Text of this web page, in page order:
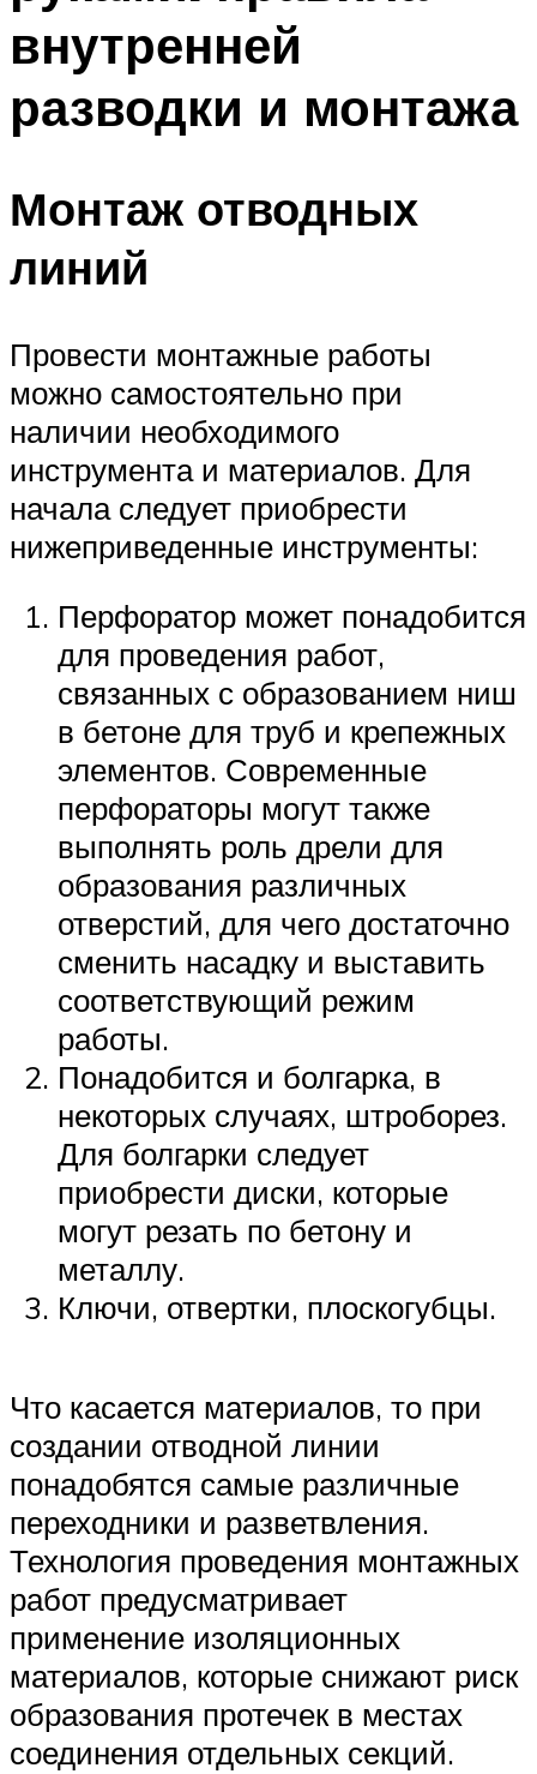
внутренней
разводки и монтажа
Монтаж отводных
линий
Провести монтажные работы
можно самостоятельно при
наличии необходимого
инструмента и материалов. Для
начала следует приобрести
нижеприведенные инструменты:
Перфоратор может понадобится
для проведения работ,
связанных с образованием ниш
в бетоне для труб и крепежных
элементов. Современные
перфораторы могут также
выполнять роль дрели для
образования различных
отверстий, для чего достаточно
сменить насадку и выставить
соответствующий режим
работы.
Понадобится и болгарка, в
некоторых случаях, штроборез.
Для болгарки следует
приобрести диски, которые
могут резать по бетону и
металлу.
Ключи, отвертки, плоскогубцы.
Что касается материалов, то при
создании отводной линии
понадобятся самые различные
переходники и разветвления.
Технология проведения монтажных
работ предусматривает
применение изоляционных
материалов, которые снижают риск
образования протечек в местах
соединения отдельных секций.